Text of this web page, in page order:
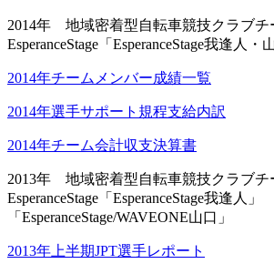
2014年 地域密着型自転車競技クラブチ
EsperanceStage「EsperanceStage我逢人・
2014年チームメンバー成績一覧
2014年選手サポート規程支給内訳
2014年チーム会計収支決算書
2013年 地域密着型自転車競技クラブチ
EsperanceStage「EsperanceStage我逢人」
「EsperanceStage/WAVEONE山口」
2013年上半期JPT選手レポート